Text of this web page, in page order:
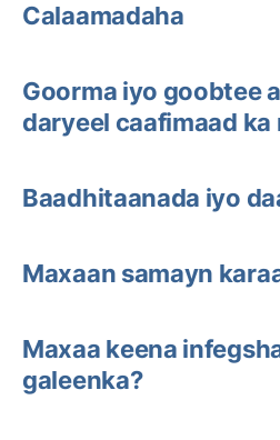
Calaamadaha
Goorma iyo goobtee
daryeel caafimaad ka
Baadhitaanada iyo
Maxaan samayn
Maxaa keena
galeenka?